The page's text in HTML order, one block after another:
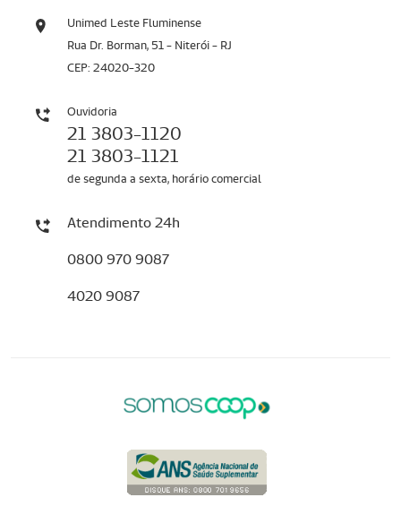
Unimed Leste Fluminense
Rua Dr. Borman, 51 - Niterói - RJ
CEP: 24020-320
Ouvidoria
21 3803-1120
21 3803-1121
de segunda a sexta, horário comercial
Atendimento 24h
0800 970 9087
4020 9087